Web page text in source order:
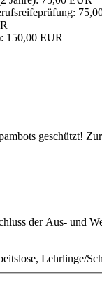
150,00 EUR
geschützt!
der Aus- und
Lehrlinge/